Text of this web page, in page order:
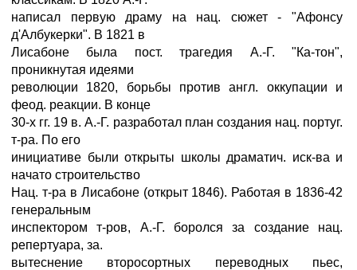
написал первую драму на нац. сюжет - "Афонсу
д'Албукерки". В 1821 в
Лисабоне была пост. трагедия А.-Г. "Ка-тон",
проникнутая идеями
революции 1820, борьбы против англ. оккупации и
феод. реакции. В конце
30-х гг. 19 в. А.-Г. разработал план создания нац. португ.
т-ра. По его
инициативе были открыты школы драматич. иск-ва и
начато строительство
Нац. т-ра в Лисабоне (открыт 1846). Работая в 1836-42
генеральным
инспектором т-ров, А.-Г. боролся за создание нац.
репертуара, за.
вытеснение второсортных переводных пьес,